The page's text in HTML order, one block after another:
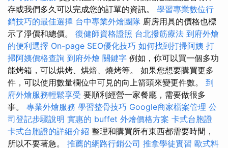
存或我們多久可以完成您的訂單的資訊。 學習專業數位行
銷技巧的最佳選擇 台中專業外燴團隊 廚房用具的價格也標
示了淨價和總價。 復健師資格證照 台北撥筋療法 到府外燴
的便利選擇 On-page SEO優化技巧 如何找到打掃阿姨 打
掃阿姨價格查詢 到府外燴 關鍵字 例如，你可以買一個多功
能烤箱，可以烘烤、烘焙、燒烤等。 如果您想要購買更多
件，可以使用數量欄位中可見的向上箭頭來變更件數。 到
府外燴服務輕鬆享受 要順利經營一家餐廳，需要做很多
事。 專業外燴服務 學習整骨技巧 Google商家檔案管理 公
司登記步驟說明 實惠的 buffet 外燴價格方案 卡式台胞證
卡式台胞證的詳細介紹 整理和購買所有東西都需要時間，
所以不要著急。 推薦的網路行銷公司 推拿學徒實習 歐式料